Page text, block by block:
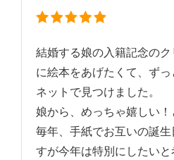
結婚する娘の入籍記念のク
に絵本をあげたくて、ず
ネットで見つけました。
娘から、めっちゃ嬉しい！
毎年、手紙でお互いの誕
すが今年は特別にしたい